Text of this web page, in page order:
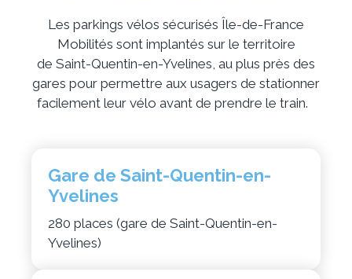
Les parkings vélos sécurisés Île-de-France
Mobilités sont implantés sur le territoire
de Saint-Quentin-en-Yvelines, au plus près des
gares pour permettre aux usagers de stationner
facilement leur vélo avant de prendre le train.
Gare de Saint-Quentin-en-
Yvelines
280 places (gare de Saint-Quentin-en-
Yvelines)